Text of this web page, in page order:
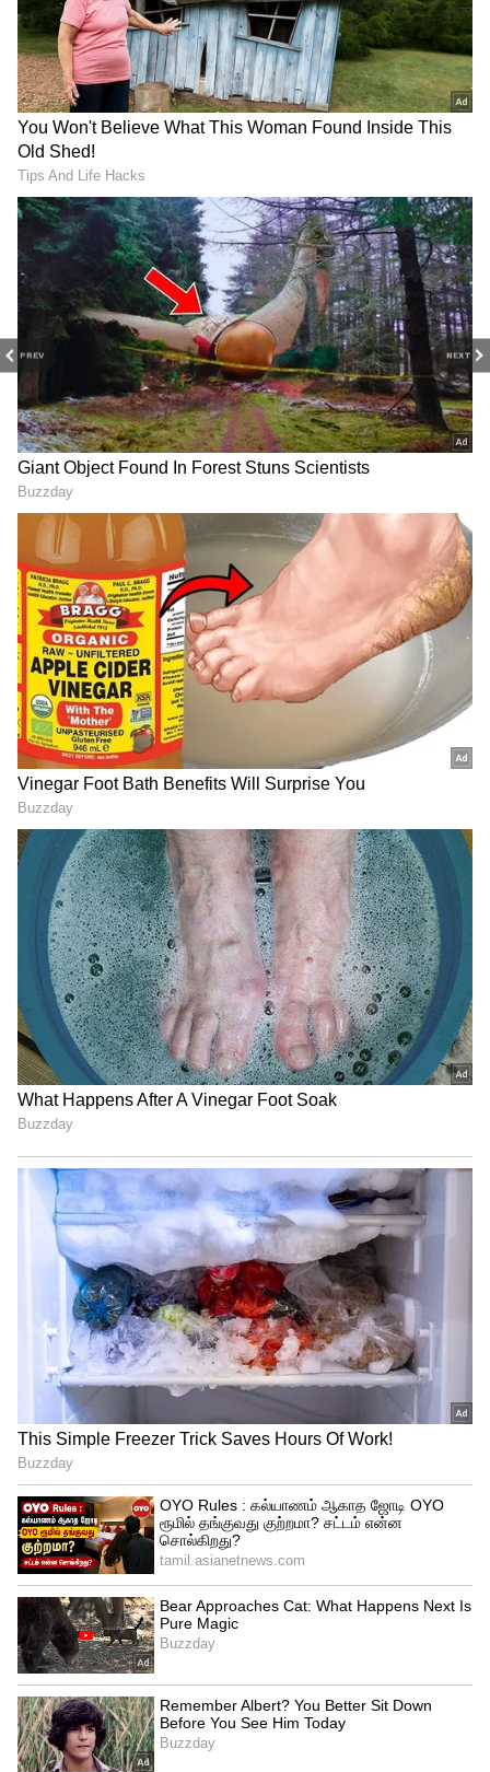
PREV NEXT
குடும்பத்துக்கு கிடைக்கும். இறப்பதற்கு
முந்தைய 12 மாதங்களின் சராசரி
சம்பளத்தின் அடிப்படையில் இந்த தொகை
கணக்கிடப்படுகிறது. கணக்குப்படி அதிக
தொகை வந்தாலும், தற்போதைய உச்ச
வரம்பு ரூ.7 லட்சமாகவே
நிர்ணயிக்கப்பட்டுள்ளது.
Related Articles
Aadhaar Mobile Number: ஆதாரில்
மொபைல் எண்ணை எத்தனை முறை
மாற்றலாம்? பலருக்கும் தெரியாத விதி!
Sleeper Coach: வெயிட்டிங் லிஸ்ட் டிக்கெட்
இருந்தால் ஸ்லீப்பர் கோச்சில்
செல்லலாமா? ரயில்வே விளக்கம்
3
5
Image Credit :Our Own
யாருக்கெல்லாம் இந்த பலன் கிடைக்கும்?
பிஎப் பிடித்தம் செய்யப்படும்
நிறுவனங்களில் பணிபுரியும் தகுதியான
ஊழியர்கள் அனைவரும் தானாகவே EDLI
திட்டத்தின் கீழ் வருவார்கள். சம்பள அளவு
இதில் தடையாக இருக்காது. ஆனால்,
ஊழியர் பணியில் இருக்கும் காலத்திலேயே
மரணம் நிகழ்ந்திருக்க வேண்டும் என்பதே
முக்கிய நிபந்தனை. பிஎப் கணக்கு
செயல்பாட்டில் இருக்க வேண்டும்.